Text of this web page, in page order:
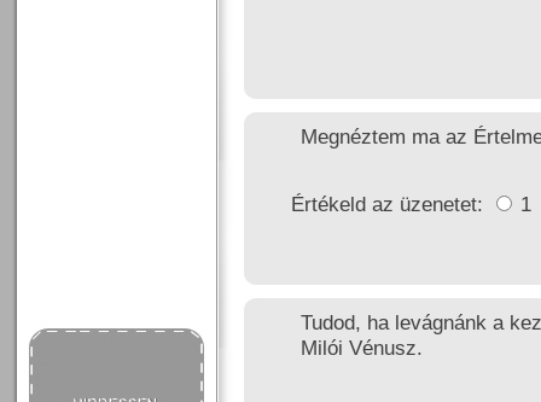
Megnéztem ma az
Értékeld az üzenetet: 1
Tudod, ha levágnánk a
Milói Vénusz.